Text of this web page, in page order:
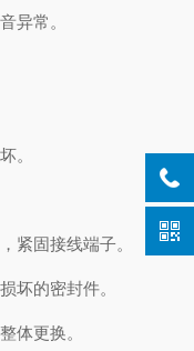
异常。
。
紧固接线端子。
坏的密封件。
体更换。